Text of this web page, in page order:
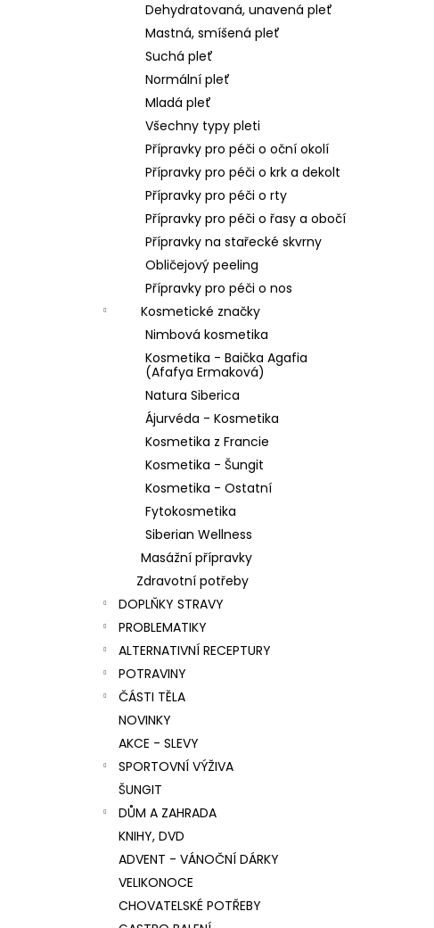
Dehydratovaná, unavená pleť
Mastná, smíšená pleť
Suchá pleť
Normální pleť
Mladá pleť
Všechny typy pleti
Přípravky pro péči o oční okolí
Přípravky pro péči o krk a dekolt
Přípravky pro péči o rty
Přípravky pro péči o řasy a obočí
Přípravky na stařecké skvrny
Obličejový peeling
Přípravky pro péči o nos
Kosmetické značky
Nimbová kosmetika
Kosmetika - Baička Agafia
(Afafya Ermaková)
Natura Siberica
Ájurvéda - Kosmetika
Kosmetika z Francie
Kosmetika - Šungit
Kosmetika - Ostatní
Fytokosmetika
Siberian Wellness
Masážní přípravky
Zdravotní potřeby
DOPLŇKY STRAVY
PROBLEMATIKY
ALTERNATIVNÍ RECEPTURY
POTRAVINY
ČÁSTI TĚLA
NOVINKY
AKCE - SLEVY
SPORTOVNÍ VÝŽIVA
ŠUNGIT
DŮM A ZAHRADA
KNIHY, DVD
ADVENT - VÁNOČNÍ DÁRKY
VELIKONOCE
CHOVATELSKÉ POTŘEBY